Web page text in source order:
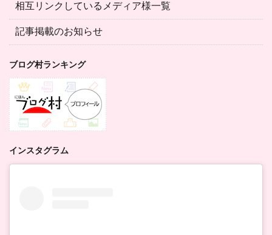
相互リンクしているメディア様一覧
記事掲載のお知らせ
ブログ村ランキング
インスタグラム